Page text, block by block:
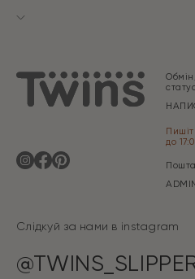
до
Пошта
Слідкуй за нами в instagram